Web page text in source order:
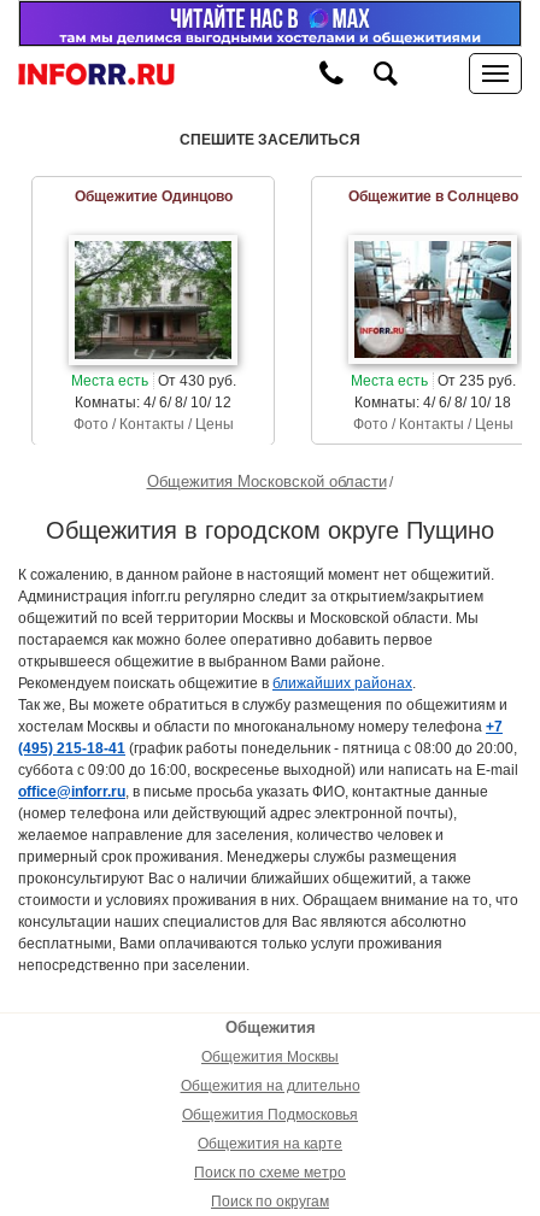
СПЕШИТЕ ЗАСЕЛИТЬСЯ
Общежитие Одинцово
Места есть От 430 руб.
Комнаты: 4/ 6/ 8/ 10/ 12
Фото / Контакты / Цены
Общежитие в Солнцево
Места есть От 235 руб.
Комнаты: 4/ 6/ 8/ 10/ 18
Фото / Контакты / Цены
Общежития Московской области
Общежития в городском округе Пущино
К сожалению, в данном районе в настоящий момент нет общежитий.
Администрация inforr.ru регулярно следит за открытием/закрытием
общежитий по всей территории Москвы и Московской области. Мы
постараемся как можно более оперативно добавить первое
открывшееся общежитие в выбранном Вами районе.
Рекомендуем поискать общежитие в ближайших районах.
Так же, Вы можете обратиться в службу размещения по общежитиям и
хостелам Москвы и области по многоканальному номеру телефона +7
(495) 215-18-41 (график работы понедельник - пятница с 08:00 до 20:00,
суббота с 09:00 до 16:00, воскресенье выходной) или написать на E-mail
office@inforr.ru, в письме просьба указать ФИО, контактные данные
(номер телефона или действующий адрес электронной почты),
желаемое направление для заселения, количество человек и
примерный срок проживания. Менеджеры службы размещения
проконсультируют Вас о наличии ближайших общежитий, а также
стоимости и условиях проживания в них. Обращаем внимание на то, что
консультации наших специалистов для Вас являются абсолютно
бесплатными, Вами оплачиваются только услуги проживания
непосредственно при заселении.
Общежития
Общежития Москвы
Общежития на длительно
Общежития Подмосковья
Общежития на карте
Поиск по схеме метро
Поиск по округам